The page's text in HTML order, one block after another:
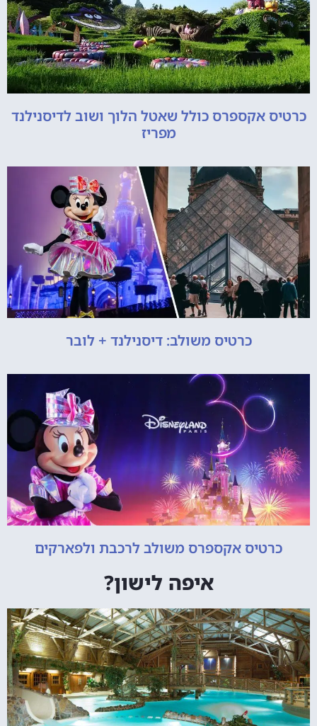
כרטיס אקספרס כולל שאטל הלוך ושוב לדיסנילנד
מפריז
כרטיס משולב: דיסנילנד + לובר
כרטיס אקספרס משולב לרכבת ולפארקים
איפה לישון?